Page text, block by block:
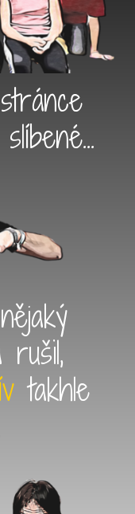
rušil,
takhle